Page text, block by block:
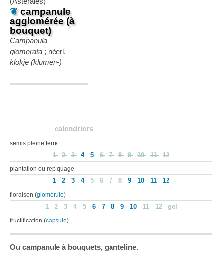
❦campanule
agglomérée (à
bouquet)
Campanula
glomerata ; néerl.
klokje (klumen-)
calendriers
semis pleine terre
1 2 3 4 5 6 7 8 9 10 11 12
plantation ou repiquage
1 2 3 4 5 6 7 8 9 10 11 12
floraison (glomérule)
1 2 3 4 5 6 7 8 9 10 11 12 gel
fructification (capsule)
Ou campanule à bouquets, ganteline.